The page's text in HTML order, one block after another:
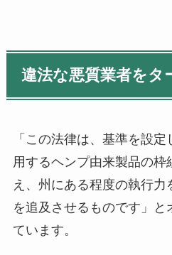
違法な悪質業者をタ
「この法律は、基準を設
用するヘンプ由来製品の枠
え、州にある程度の執行力
を追及させるものです」
ています。